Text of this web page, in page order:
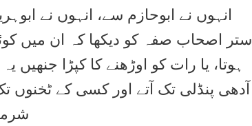
انہوں نے ابوحازم سے، انہوں نے
ستر اصحاب صفہ کو دیکھا کہ ان میں
ہوتا، یا رات کو اوڑھنے کا کپڑا
آدھی پنڈلی تک آتے اور کسی کے